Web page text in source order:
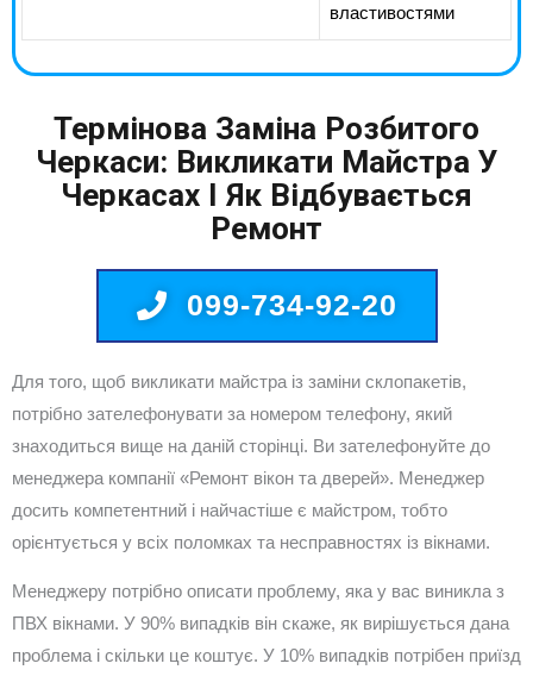
властивостями
Термінова Заміна Розбитого
Черкаси: Викликати Майстра У
Черкасах І Як Відбувається
Ремонт
099-734-92-20
Для того, щоб викликати майстра із заміни склопакетів,
потрібно зателефонувати за номером телефону, який
знаходиться вище на даній сторінці. Ви зателефонуйте до
менеджера компанії «Ремонт вікон та дверей». Менеджер
досить компетентний і найчастіше є майстром, тобто
орієнтується у всіх поломках та несправностях із вікнами.
Менеджеру потрібно описати проблему, яка у вас виникла з
ПВХ вікнами. У 90% випадків він скаже, як вирішується дана
проблема і скільки це коштує. У 10% випадків потрібен приїзд